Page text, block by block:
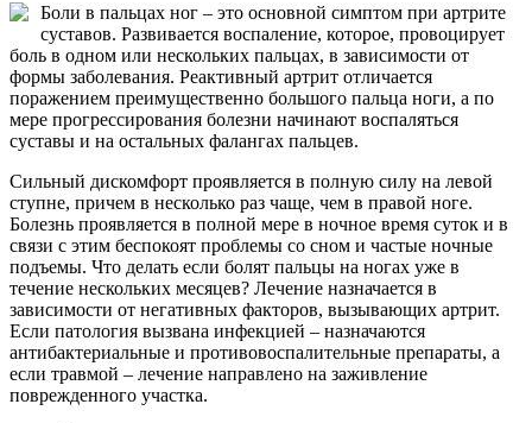
Боли в пальцах ног – это основной симптом при артрите
суставов. Развивается воспаление, которое, провоцирует
боль в одном или нескольких пальцах, в зависимости от
формы заболевания. Реактивный артрит отличается
поражением преимущественно большого пальца ноги, а по
мере прогрессирования болезни начинают воспаляться
суставы и на остальных фалангах пальцев.
Сильный дискомфорт проявляется в полную силу на левой
ступне, причем в несколько раз чаще, чем в правой ноге.
Болезнь проявляется в полной мере в ночное время суток и в
связи с этим беспокоят проблемы со сном и частые ночные
подъемы. Что делать если болят пальцы на ногах уже в
течение нескольких месяцев? Лечение назначается в
зависимости от негативных факторов, вызывающих артрит.
Если патология вызвана инфекцией – назначаются
антибактериальные и противовоспалительные препараты, а
если травмой – лечение направлено на заживление
поврежденного участка.